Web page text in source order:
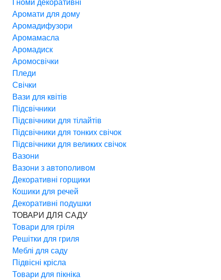
Гноми декоративні
Аромати для дому
Аромадифузори
Аромамасла
Аромадиск
Аромосвічки
Пледи
Свічки
Вази для квітів
Підсвічники
Підсвічники для тілайтів
Підсвічники для тонких свічок
Підсвічники для великих свічок
Вазони
Вазони з автополивом
Декоративні горщики
Кошики для речей
Декоративні подушки
ТОВАРИ ДЛЯ САДУ
Товари для гріля
Решітки для гриля
Меблі для саду
Підвісні крісла
Товари для пікніка